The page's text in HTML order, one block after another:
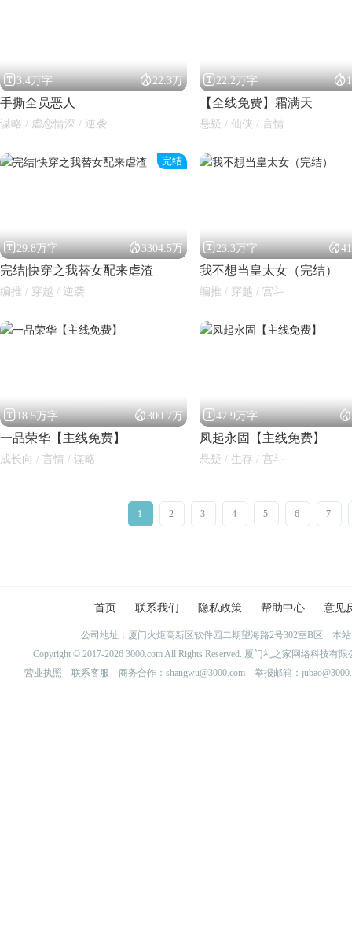
3.4万字 22.3万
手撕全员恶人
谋略 / 虐恋情深 / 逆袭
22.2万字 
【全线免费】霜满天
悬疑 / 仙侠 / 言情
完结
29.8万字 3304.5万
完结|快穿之我替女配来虐渣
编推 / 穿越 / 逆袭
23.3万字 
我不想当皇太女（完结）
编推 / 穿越 / 宫斗
18.5万字 300.7万
一品荣华【主线免费】
成长向 / 言情 / 谋略
47.9万字 
凤起永固【主线免费】
悬疑 / 生存 / 宫斗
1 2 3 4 5 6 7
首页 联系我们 隐私政策 帮助中心 意见
公司地址：厦门火炬高新区软件园二期望海路2号302室B区 本
Copyright © 2017-2026 3000.com All Rights Reserved. 厦门礼之家网络科技
营业执照
联系客服 商务合作：shangwu@3000.com 举报邮箱：